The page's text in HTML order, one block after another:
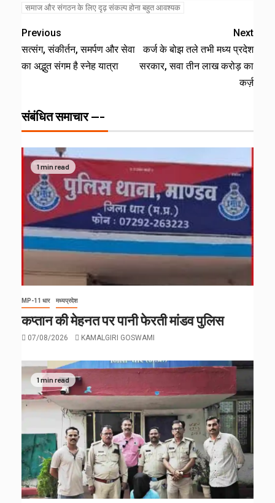
समाज और संगठन के लिए दृढ़ संकल्प होना बहुत आवश्यक
Previous
सत्संग, संकीर्तन, समर्पण और सेवा
का अद्भुत संगम है स्नेह यात्रा
Next
कर्ज के बोझ तले तभी मध्य प्रदेश
सरकार, सवा तीन लाख करोड़ का
कर्ज़
संबंधित समाचार ---
1 min read
MP-11 धार मध्यप्रदेश
कप्तान की मेहनत पर पानी फेरती मांडव पुलिस
07/08/2026 KAMALGIRI GOSWAMI
1 min read